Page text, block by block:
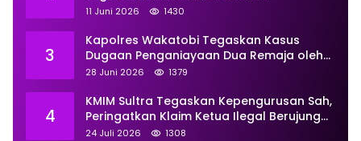
Pemberdayaan
11 Juni 2026 1430
3
Kapolres Wakatobi Tegaskan Kasus
Dugaan Penganiayaan Dua Remaja oleh
Dua Anggota Ditangani Secara
28 Juni 2026 1379
4
KMIM Sultra Tegaskan Kepengurusan Sah,
Peringatkan Klaim Ketua Ilegal Berujung
Proses Hukum
24 Juli 2026 1308